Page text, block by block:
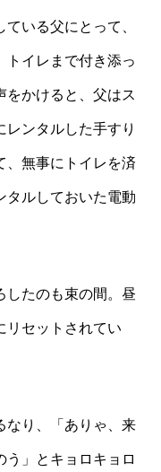
いる父にとって、
トイレまで付き添っ
をかけると、父はス
レンタルした手すり
、無事にトイレを済
タルしておいた電動
たのも束の間。昼
リセットされてい
り、「ありゃ、来
う」とキョロキョロ